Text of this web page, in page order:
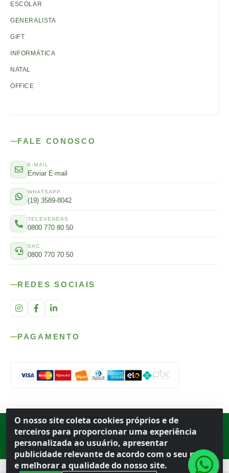
O nosso site coleta cookies próprios e de
terceiros para proporcionar uma experiência
personalizada ao usuário, apresentar
publicidade relevante de acordo com o seu perfil
e melhorar a qualidade do nosso site.
ESCOLAR
GENERALISTA
GIFT
INFORMÁTICA
NATAL
OFFICE
FALE CONOSCO
E-MAIL
Enviar E-mail
WHATSAPP
(19) 3589-8042
TELEVENDAS
0800 770 80 50
SAC
0800 770 70 50
REDES SOCIAIS
PAGAMENTO
Rod. SP-215, s/n, km 98 — Área Rural Porto Ferreira ·BR
· CEP
· CNPJ 56.679.863/0001-91
© 2026 Atacado Ideal